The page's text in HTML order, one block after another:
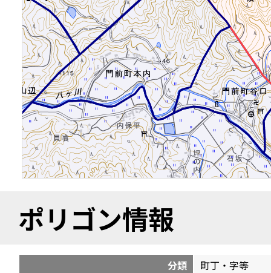
ポリゴン情報
分類
町丁・字等